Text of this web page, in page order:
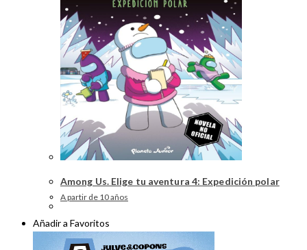
Among Us. Elige tu aventura 4: Expedición polar
A partir de 10 años
Añadir a Favoritos